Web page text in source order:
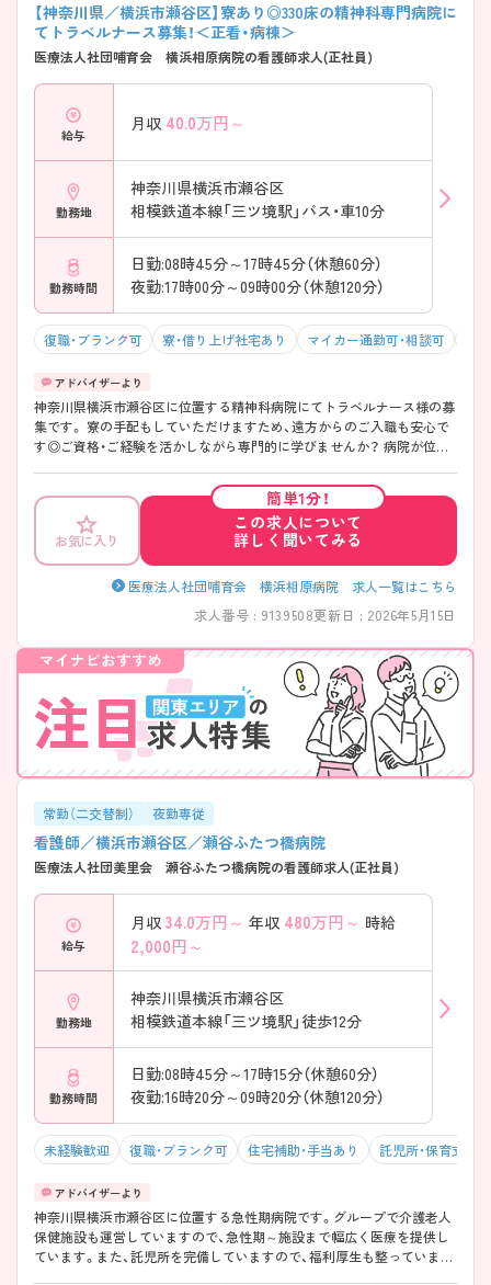
【神奈川県／横浜市瀬谷区】寮あり◎330床の精神科専門病院に
てトラベルナース募集！＜正看・病棟＞
医療法人社団哺育会 横浜相原病院の看護師求人(正社員)
給与
月収 40.0万円～
勤務地
神奈川県横浜市瀬谷区
相模鉄道本線「三ツ境駅」バス・車10分
勤務時間
日勤:08時45分～17時45分（休憩60分）
夜勤:17時00分～09時00分（休憩120分）
復職・ブランク可 寮・借り上げ社宅あり マイカー通勤可・相談可
神奈川県横浜市瀬谷区に位置する精神科病院にてトラベルナース様の募
集です。 寮の手配もしていただけますため、遠方からのご入職も安心で
す◎ご資格・ご経験を活かしながら専門的に学びませんか？ 病院が位置
いエリア。スーパーやドラッグストアも近隣にあり利便性の高い立地で
す◎ ご興味ある方には、面接対策ポイントなど、さらに詳細をお話しい
たしますのでお気軽にご相談ください。
お気に入り
簡単1分！
この求人について
詳しく聞いてみる
医療法人社団哺育会 横浜相原病院 求人一覧はこちら
求人番号 : 9139508更新日 : 2026年5月15日
常勤（二交替制） 夜勤専従
看護師／横浜市瀬谷区／瀬谷ふたつ橋病院
医療法人社団美里会 瀬谷ふたつ橋病院の看護師求人(正社員)
給与
月収 34.0万円～ 年収 480万円～ 時給
2,000円～
勤務地
神奈川県横浜市瀬谷区
相模鉄道本線「三ツ境駅」徒歩12分
勤務時間
日勤:08時45分～17時15分（休憩60分）
夜勤:16時20分～09時20分（休憩120分）
未経験歓迎 復職・ブランク可 住宅補助・手当あり 託児所・保育支援
神奈川県横浜市瀬谷区に位置する急性期病院です。グループで介護老人
保健施設も運営していますので、急性期～施設まで幅広く医療を提供し
ています。また、託児所を完備していますので、福利厚生も整っていま